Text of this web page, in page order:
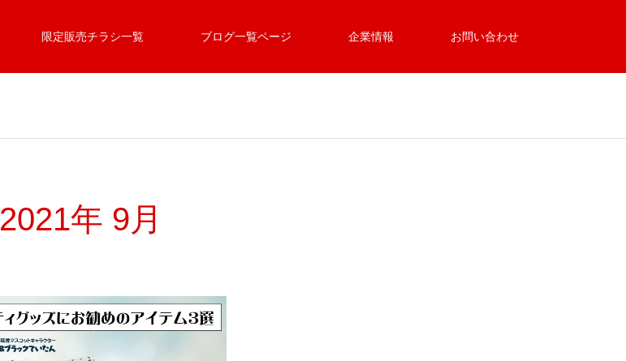
限定販売チラシ一覧 ブログ一覧ページ 企業情報 お問い合わせ
2021年 9月